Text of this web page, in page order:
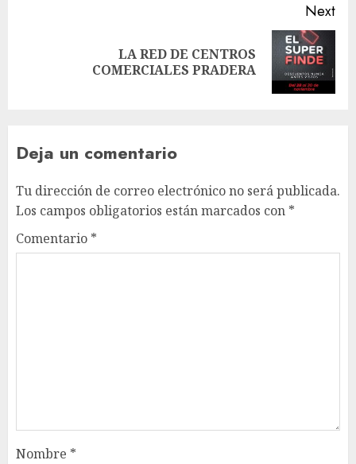
Next
LA RED DE CENTROS
COMERCIALES PRADERA
Deja un comentario
Tu dirección de correo electrónico no será publicada.
Los campos obligatorios están marcados con *
Comentario *
Nombre *